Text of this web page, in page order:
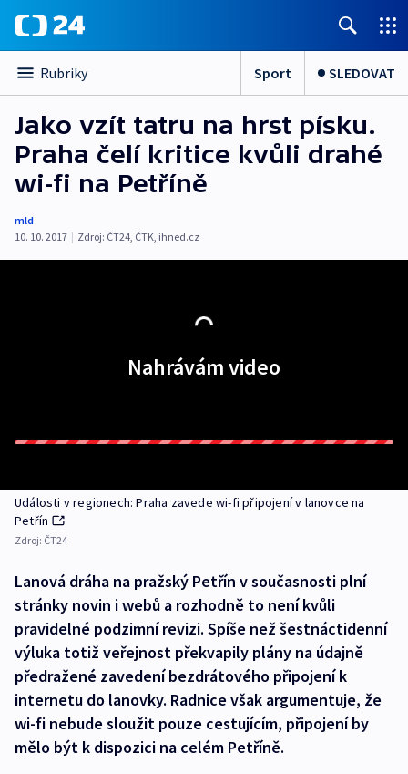
Rubriky Sport SLEDOVAT
Jako vzít tatru na hrst písku.
Praha čelí kritice kvůli drahé
wi-fi na Petříně
mld
10. 10. 2017 | Zdroj: ČT24, ČTK, ihned.cz
Nahrávám video
Události v regionech: Praha zavede wi-fi připojení v lanovce na
Petřín
Zdroj: ČT24
Lanová dráha na pražský Petřín v současnosti plní
stránky novin i webů a rozhodně to není kvůli
pravidelné podzimní revizi. Spíše než šestnáctidenní
výluka totiž veřejnost překvapily plány na údajně
předražené zavedení bezdrátového připojení k
internetu do lanovky. Radnice však argumentuje, že
wi-fi nebude sloužit pouze cestujícím, připojení by
mělo být k dispozici na celém Petříně.